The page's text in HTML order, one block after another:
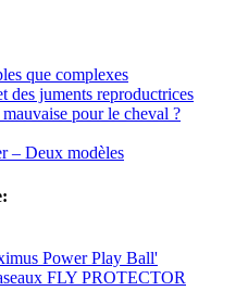
que complexes
des juments reproductrices
pour le cheval ?
– Deux modèles
Power Play Ball'
FLY PROTECTOR